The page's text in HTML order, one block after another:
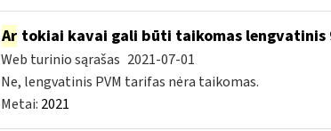
Artokiai kavai gali būti taikomas lengvatinis
Web turinio sąrašas 2021-07-01
Ne, lengvatinis PVM tarifas nėra taikomas.
Metai: 2021